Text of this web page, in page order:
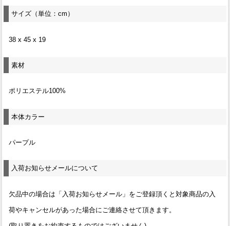
サイズ（単位：cm）
38 x 45 x 19
素材
ポリエステル100%
本体カラー
パープル
入荷お知らせメールについて
欠品中の場合は「入荷お知らせメール」をご登録頂くと対象商品の入
荷やキャンセルがあった場合にご連絡させて頂きます。